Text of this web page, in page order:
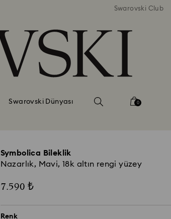
Swarovski Club
Swarovski Dünyası 0
Symbolica Bileklik
Nazarlık, Mavi, 18k altın rengi yüzey
7.590 ₺
Renk